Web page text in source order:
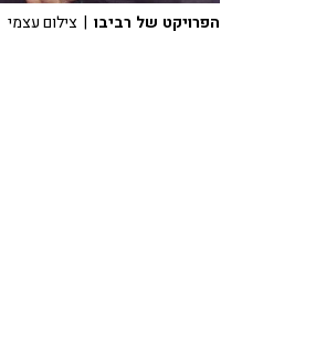
הפרויקט של רביבו | צילום עצמי